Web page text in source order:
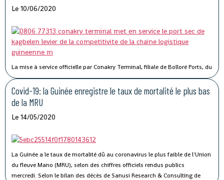
Le 10/06/2020
La mise à service officielle par Conakry Terminal, filiale de Bolloré Ports, du
port sec de Kagbelen, permettra « l’amélioration des performances et la
compétitivité du Port Autonome de Conakry ».« Le développement du port
sec de Kagbelen répond au double défi de la gestion optimale des espaces
de stockage du terminal à conteneurs et de la célérité des services de
livraison des véhicules. En complément des nouveaux portiques de parc
permettra l’amélioration des performances et la compétitivité du Port
Autonome de Conakry, », a déclaré Madame Traoré Tahirou Barry,
Directrice générale de Conakry Terminal.
Covid-19: la Guinée enregistre le taux de mortalité le plus bas
de la MRU
Le 14/05/2020
La Guinée a le taux de mortalité dû au coronavirus le plus faible de l'Union
du fleuve Mano (MRU), selon des chiffres officiels rendus publics
mercredi. Selon le bilan des décès de Sanusi Research & Consulting de